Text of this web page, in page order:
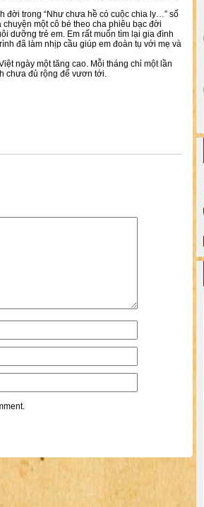
đời trong “Như chưa hề có cuộc chia ly…” số
một cô bé theo cha phiêu bạc đời
dưỡng trẻ em. Em rất muốn tìm lại gia đình
đã làm nhịp cầu giúp em đoàn tụ với mẹ và
ngày một tăng cao. Mỗi tháng chỉ một lần
chưa đủ rộng để vươn tới.